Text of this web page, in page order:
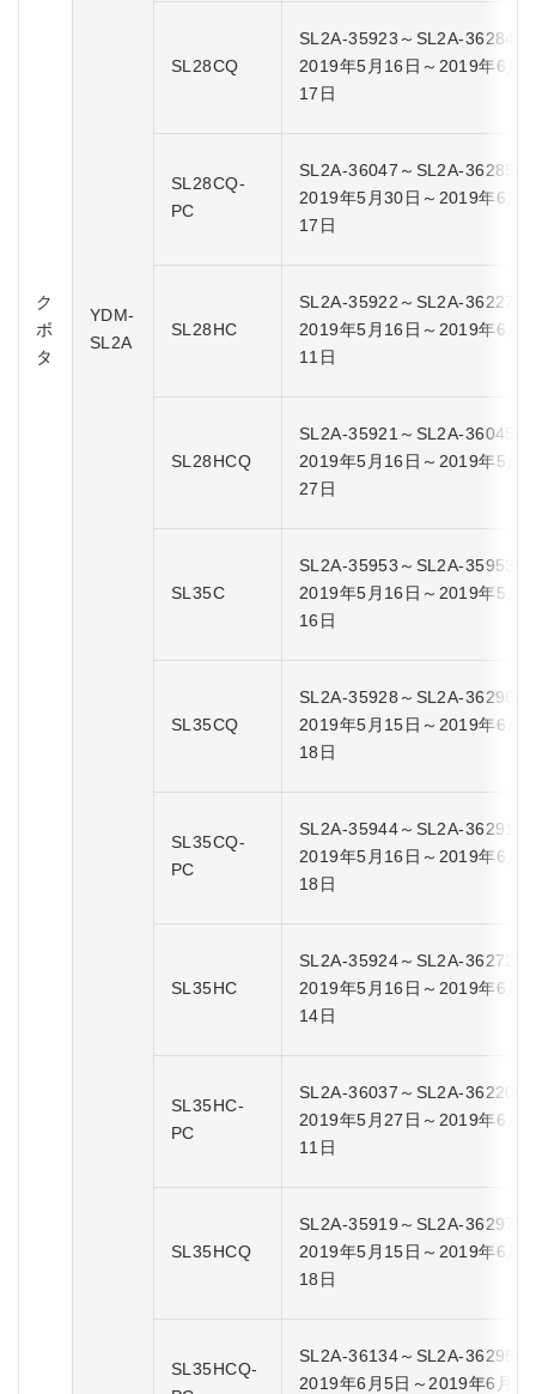
ク
ボ
タ
YDM-
SL2A
SL28CQ
SL2A-35923～SL2A-36284
2019年5月16日～2019年6月
17日
SL28CQ-
PC
SL2A-36047～SL2A-36285
2019年5月30日～2019年6月
17日
SL28HC
SL2A-35922～SL2A-36227
2019年5月16日～2019年6月
11日
SL28HCQ
SL2A-35921～SL2A-36045
2019年5月16日～2019年5月
27日
SL35C
SL2A-35953～SL2A-35953
2019年5月16日～2019年5月
16日
SL35CQ
SL2A-35928～SL2A-36296
2019年5月15日～2019年6月
18日
SL35CQ-
PC
SL2A-35944～SL2A-36291
2019年5月16日～2019年6月
18日
SL35HC
SL2A-35924～SL2A-36272
2019年5月16日～2019年6月
14日
SL35HC-
PC
SL2A-36037～SL2A-36220
2019年5月27日～2019年6月
11日
SL35HCQ
SL2A-35919～SL2A-36297
2019年5月15日～2019年6月
18日
SL35HCQ-
SL2A-36134～SL2A-36295
2019年6月5日～2019年6月18